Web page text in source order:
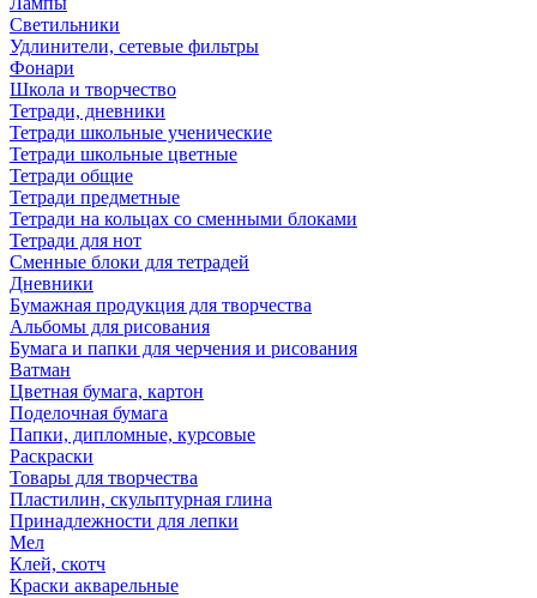
Светильники
Удлинители, сетевые фильтры
Фонари
Школа и творчество
Тетради, дневники
Тетради школьные ученические
Тетради школьные цветные
Тетради общие
Тетради предметные
Тетради на кольцах со сменными блоками
Тетради для нот
Сменные блоки для тетрадей
Дневники
Бумажная продукция для творчества
Альбомы для рисования
Бумага и папки для черчения и рисования
Ватман
Цветная бумага, картон
Поделочная бумага
Папки, дипломные, курсовые
Раскраски
Товары для творчества
Пластилин, скульптурная глина
Принадлежности для лепки
Мел
Клей, скотч
Краски акварельные